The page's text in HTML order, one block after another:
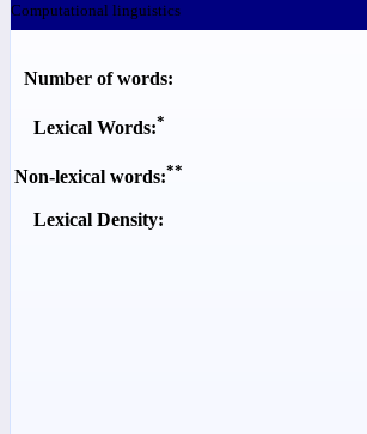
Computational linguistics
Number of words:
Lexical Words:*
Non-lexical words:**
Lexical Density: